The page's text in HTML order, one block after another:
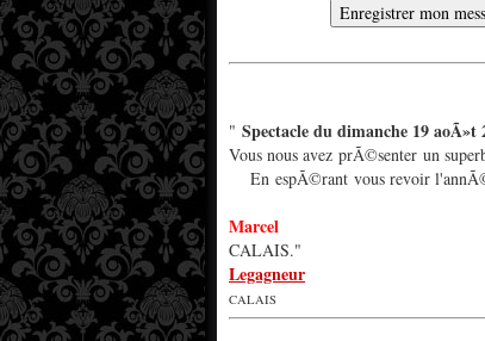
" Spectacle du dimanche 19 aoÃ»t
Vous nous
En espÃ©rant vous revoir
Marcel
CALAIS."
Legagneur
CALAIS